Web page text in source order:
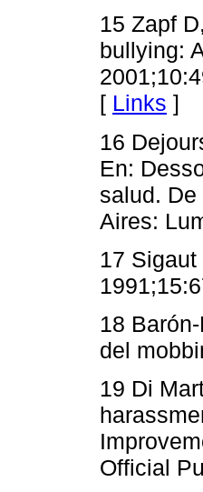
15 Zapf
bullying:
[ Links ]
16
En:
salud.
Aires:
17
18
del
19 Di
Official